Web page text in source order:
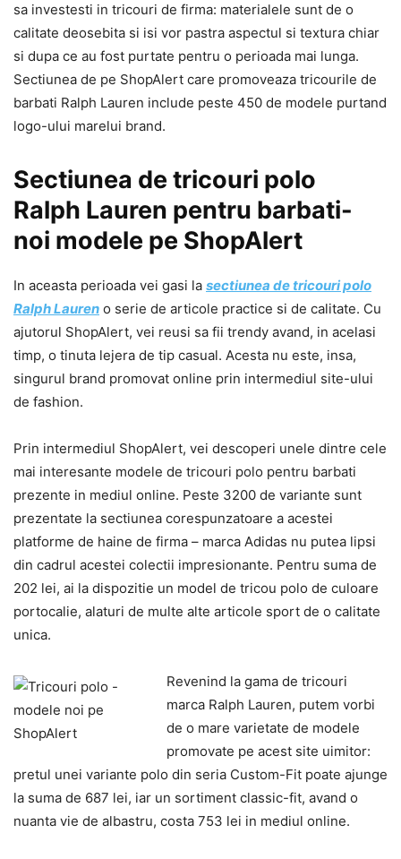
sa investesti in tricouri de firma: materialele sunt de o
calitate deosebita si isi vor pastra aspectul si textura chiar
si dupa ce au fost purtate pentru o perioada mai lunga.
Sectiunea de pe ShopAlert care promoveaza tricourile de
barbati Ralph Lauren include peste 450 de modele purtand
logo-ului marelui brand.
Sectiunea de tricouri polo
Ralph Lauren pentru barbati-
noi modele pe ShopAlert
In aceasta perioada vei gasi la sectiunea de tricouri polo
Ralph Lauren o serie de articole practice si de calitate. Cu
ajutorul ShopAlert, vei reusi sa fii trendy avand, in acelasi
timp, o tinuta lejera de tip casual. Acesta nu este, insa,
singurul brand promovat online prin intermediul site-ului
de fashion.
Prin intermediul ShopAlert, vei descoperi unele dintre cele
mai interesante modele de tricouri polo pentru barbati
prezente in mediul online. Peste 3200 de variante sunt
prezentate la sectiunea corespunzatoare a acestei
platforme de haine de firma – marca Adidas nu putea lipsi
din cadrul acestei colectii impresionante. Pentru suma de
202 lei, ai la dispozitie un model de tricou polo de culoare
portocalie, alaturi de multe alte articole sport de o calitate
unica.
Revenind la gama de tricouri
marca Ralph Lauren, putem vorbi
de o mare varietate de modele
promovate pe acest site uimitor:
pretul unei variante polo din seria Custom-Fit poate ajunge
la suma de 687 lei, iar un sortiment classic-fit, avand o
nuanta vie de albastru, costa 753 lei in mediul online.